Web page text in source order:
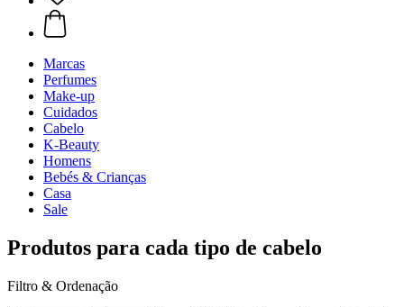
Marcas
Perfumes
Make-up
Cuidados
Cabelo
K-Beauty
Homens
Bebés & Crianças
Casa
Sale
Produtos para cada tipo de cabelo
Filtro & Ordenação